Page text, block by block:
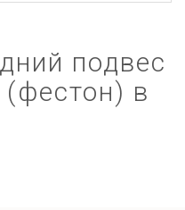
подвес
в